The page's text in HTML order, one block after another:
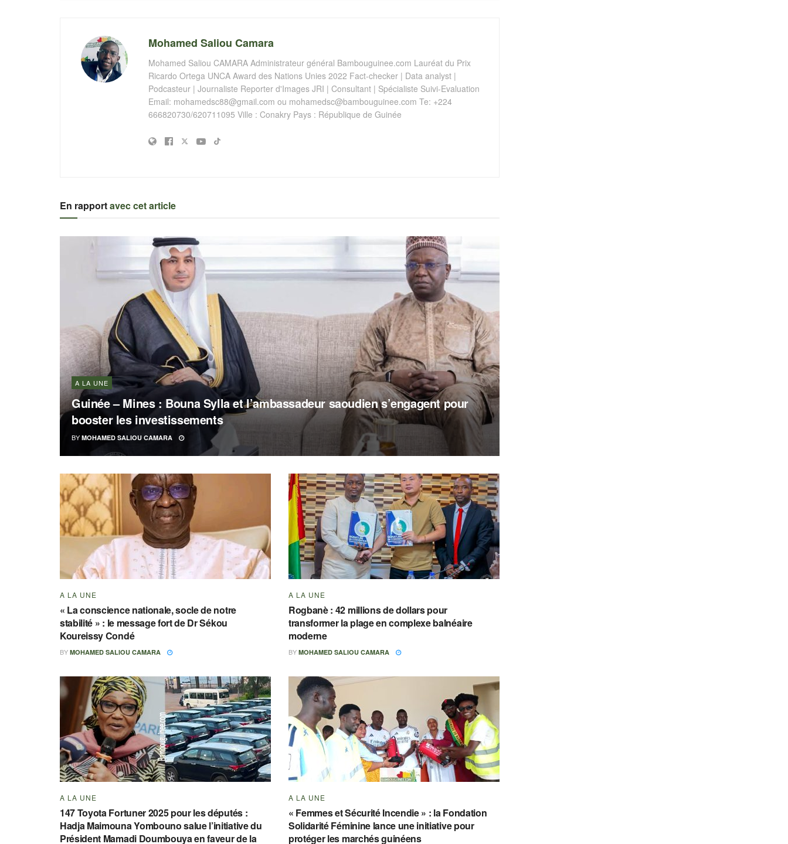
Mohamed Saliou Camara
Mohamed Saliou CAMARA Administrateur général Bambouguinee.com Lauréat du Prix
Ricardo Ortega UNCA Award des Nations Unies 2022 Fact-checker | Data analyst |
Podcasteur | Journaliste Reporter d'Images JRI | Consultant | Spécialiste Suivi-Evaluation
Email: mohamedsc88@gmail.com ou mohamedsc@bambouguinee.com Te: +224
666820730/620711095 Ville : Conakry Pays : République de Guinée
En rapportavec cet article
A LA UNE
Guinée – Mines : Bouna Sylla et l’ambassadeur saoudien s’engagent pour
booster les investissements
BY MOHAMED SALIOU CAMARA
A LA UNE
« La conscience nationale, socle de notre
stabilité » : le message fort de Dr Sékou
Koureissy Condé
BY MOHAMED SALIOU CAMARA
A LA UNE
Rogbanè : 42 millions de dollars pour
transformer la plage en complexe balnéaire
moderne
BY MOHAMED SALIOU CAMARA
A LA UNE
147 Toyota Fortuner 2025 pour les députés :
Hadja Maimouna Yombouno salue l’initiative du
Président Mamadi Doumbouya en faveur de la
A LA UNE
« Femmes et Sécurité Incendie » : la Fondation
Solidarité Féminine lance une initiative pour
protéger les marchés guinéens